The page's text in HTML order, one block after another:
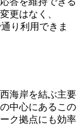
更はなく、
り利用できま
海岸を結ぶ主要
中心にあるこの
ク拠点にも効率